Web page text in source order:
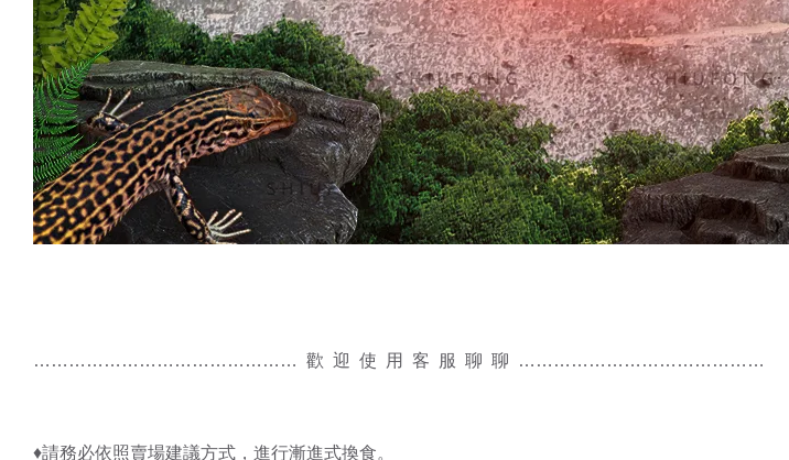
……………………………………… 歡 迎 使 用 客 服 聊 聊 ……………………………………
♦️請務必依照賣場建議方式，進行漸進式換食。